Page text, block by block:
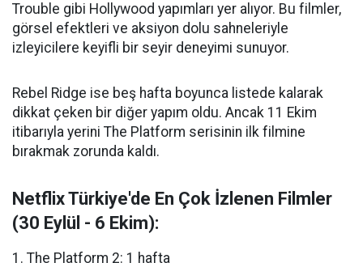
Trouble gibi Hollywood yapımları yer alıyor. Bu filmler,
görsel efektleri ve aksiyon dolu sahneleriyle
izleyicilere keyifli bir seyir deneyimi sunuyor.
Rebel Ridge ise beş hafta boyunca listede kalarak
dikkat çeken bir diğer yapım oldu. Ancak 11 Ekim
itibarıyla yerini The Platform serisinin ilk filmine
bırakmak zorunda kaldı.
Netflix Türkiye'de En Çok İzlenen Filmler
(30 Eylül - 6 Ekim):
1. The Platform 2: 1 hafta